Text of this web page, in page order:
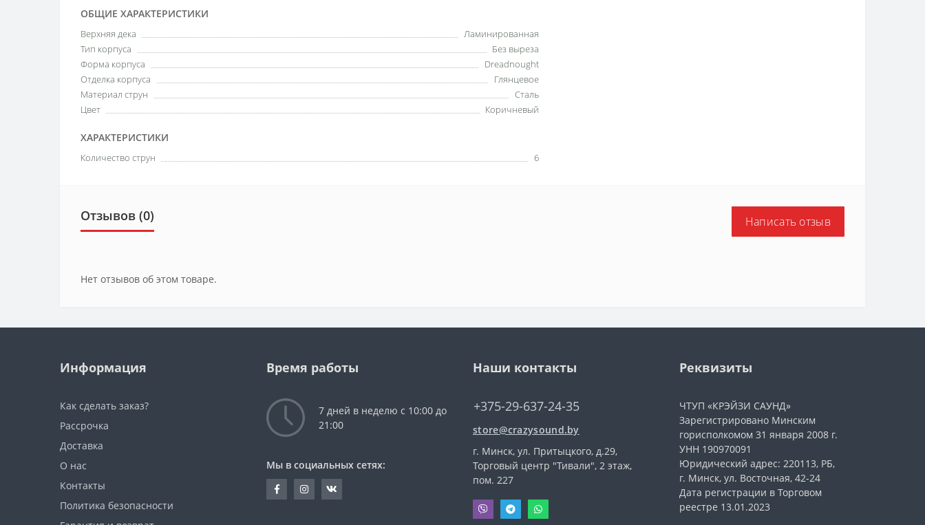
ОБЩИЕ ХАРАКТЕРИСТИКИ
Верхняя дека
Ламинированная
Тип корпуса
Без выреза
Форма корпуса
Dreadnought
Отделка корпуса
Глянцевое
Материал струн
Сталь
Цвет
Коричневый
ХАРАКТЕРИСТИКИ
Количество струн 6
Отзывов (0) Написать отзыв
Нет отзывов об этом товаре.
Информация
Как сделать заказ?
Рассрочка
Доставка
О нас
Контакты
Политика безопасности
Время работы
7 дней в неделю с 10:00 до
21:00
Мы в социальных сетях:
Наши контакты
+375-29-637-24-35
store@crazysound.by
г. Минск, ул. Притыцкого, д.29,
Торговый центр "Тивали", 2 этаж,
пом. 227
Реквизиты
ЧТУП «КРЭЙЗИ САУНД»
Зарегистрировано Минским
горисполкомом 31 января 2008 г.
УНН 190970091
Юридический адрес: 220113, РБ,
г. Минск, ул. Восточная, 42-24
Дата регистрации в Торговом
реестре 13.01.2023